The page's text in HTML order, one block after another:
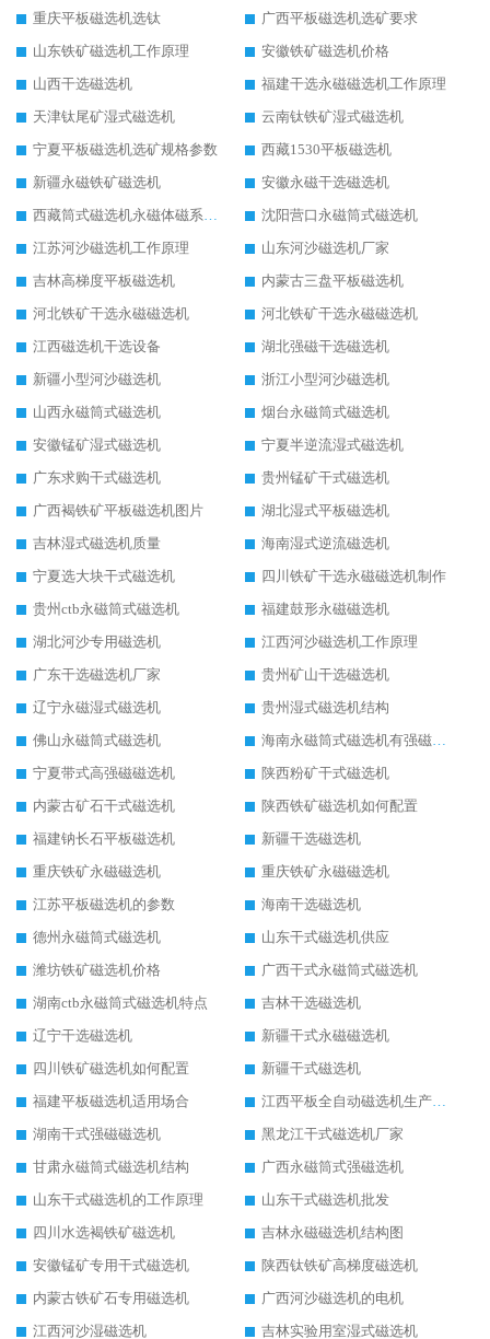
重庆平板磁选机选钛
广西平板磁选机选矿要求
山东铁矿磁选机工作原理
安徽铁矿磁选机价格
山西干选磁选机
福建干选永磁磁选机工作原理
天津钛尾矿湿式磁选机
云南钛铁矿湿式磁选机
宁夏平板磁选机选矿规格参数
西藏1530平板磁选机
新疆永磁铁矿磁选机
安徽永磁干选磁选机
西藏筒式磁选机永磁体磁系设计
沈阳营口永磁筒式磁选机
江苏河沙磁选机工作原理
山东河沙磁选机厂家
吉林高梯度平板磁选机
内蒙古三盘平板磁选机
河北铁矿干选永磁磁选机
河北铁矿干选永磁磁选机
江西磁选机干选设备
湖北强磁干选磁选机
新疆小型河沙磁选机
浙江小型河沙磁选机
山西永磁筒式磁选机
烟台永磁筒式磁选机
安徽锰矿湿式磁选机
宁夏半逆流湿式磁选机
广东求购干式磁选机
贵州锰矿干式磁选机
广西褐铁矿平板磁选机图片
湖北湿式平板磁选机
吉林湿式磁选机质量
海南湿式逆流磁选机
宁夏选大块干式磁选机
四川铁矿干选永磁磁选机制作
贵州ctb永磁筒式磁选机
福建鼓形永磁磁选机
湖北河沙专用磁选机
江西河沙磁选机工作原理
广东干选磁选机厂家
贵州矿山干选磁选机
辽宁永磁湿式磁选机
贵州湿式磁选机结构
佛山永磁筒式磁选机
海南永磁筒式磁选机有强磁的吗
宁夏带式高强磁磁选机
陕西粉矿干式磁选机
内蒙古矿石干式磁选机
陕西铁矿磁选机如何配置
福建钠长石平板磁选机
新疆干选磁选机
重庆铁矿永磁磁选机
重庆铁矿永磁磁选机
江苏平板磁选机的参数
海南干选磁选机
德州永磁筒式磁选机
山东干式磁选机供应
潍坊铁矿磁选机价格
广西干式永磁筒式磁选机
湖南ctb永磁筒式磁选机特点
吉林干选磁选机
辽宁干选磁选机
新疆干式永磁磁选机
四川铁矿磁选机如何配置
新疆干式磁选机
福建平板磁选机适用场合
江西平板全自动磁选机生产厂家
湖南干式强磁磁选机
黑龙江干式磁选机厂家
甘肃永磁筒式磁选机结构
广西永磁筒式强磁选机
山东干式磁选机的工作原理
山东干式磁选机批发
四川水选褐铁矿磁选机
吉林永磁磁选机结构图
安徽锰矿专用干式磁选机
陕西钛铁矿高梯度磁选机
内蒙古铁矿石专用磁选机
广西河沙磁选机的电机
江西河沙湿磁选机
吉林实验用室湿式磁选机